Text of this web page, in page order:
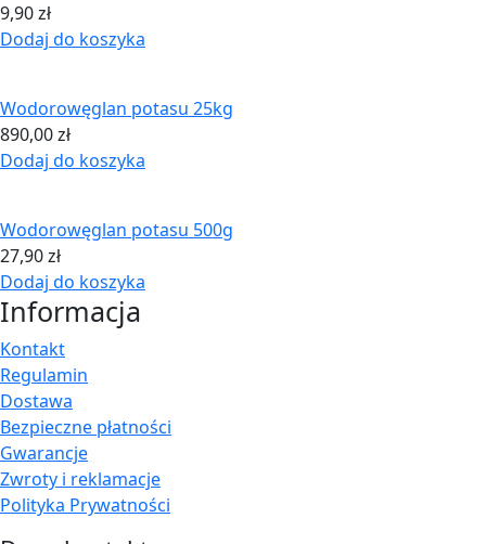
9,90zł
Dodaj do koszyka
Wodorowęglan potasu 25kg
890,00zł
Dodaj do koszyka
Wodorowęglan potasu 500g
27,90zł
Dodaj do koszyka
Informacja
Kontakt
Regulamin
Dostawa
Bezpieczne płatności
Gwarancje
Zwroty i reklamacje
Polityka Prywatności